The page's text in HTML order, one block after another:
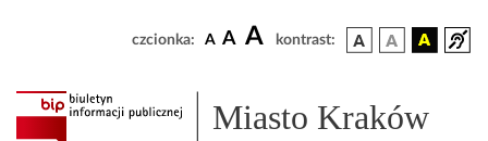
czcionka: A A A kontrast:
Miasto Kraków